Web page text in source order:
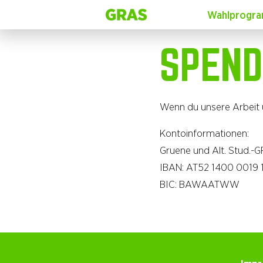
Wenn du unsere
Kontoinformationen:
Gruene und Alt. Stud.-
IBAN: AT52 1400 0019
BIC: BAWAATWW